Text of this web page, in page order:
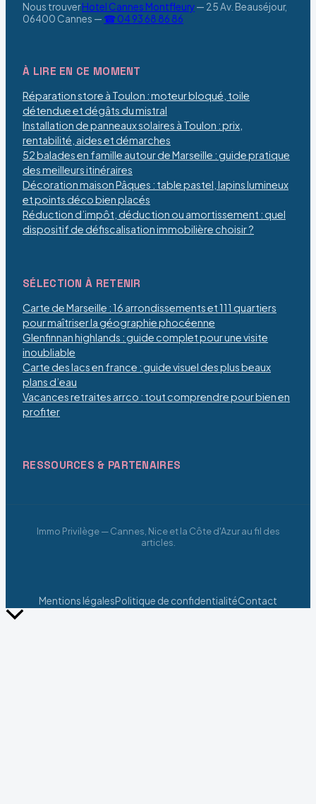
Nous trouverHotel Cannes Montfleury— 25 Av. Beauséjour,
06400 Cannes — ☎ 04 93 68 86 86
À LIRE EN CE MOMENT
Réparation store à Toulon : moteur bloqué, toile
détendue et dégâts du mistral
Installation de panneaux solaires à Toulon : prix,
rentabilité, aides et démarches
52 balades en famille autour de Marseille : guide pratique
des meilleurs itinéraires
Décoration maison Pâques : table pastel, lapins lumineux
et points déco bien placés
Réduction d’impôt, déduction ou amortissement : quel
dispositif de défiscalisation immobilière choisir ?
SÉLECTION À RETENIR
Carte de Marseille : 16 arrondissements et 111 quartiers
pour maîtriser la géographie phocéenne
Glenfinnan highlands : guide complet pour une visite
inoubliable
Carte des lacs en france : guide visuel des plus beaux
plans d’eau
Vacances retraites arrco : tout comprendre pour bien en
profiter
RESSOURCES & PARTENAIRES
Immo Privilège — Cannes, Nice et la Côte d'Azur au fil des
articles.
Mentions légalesPolitique de confidentialitéContact